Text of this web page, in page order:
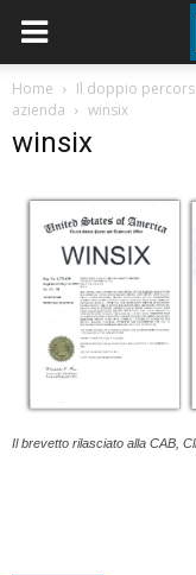
Home
Il doppio
azienda
winsix
winsix
Il brevetto rilasciato alla CAB,